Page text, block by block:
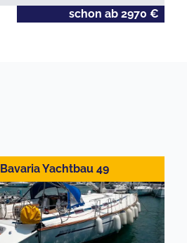
schon ab 2970 €
Bavaria Yachtbau 49